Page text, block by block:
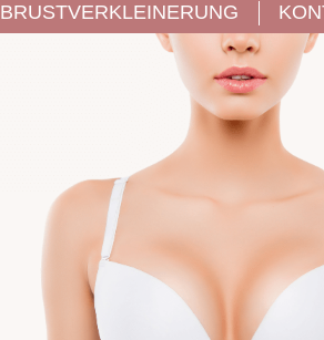
BRUSTVERKLEINERUNG